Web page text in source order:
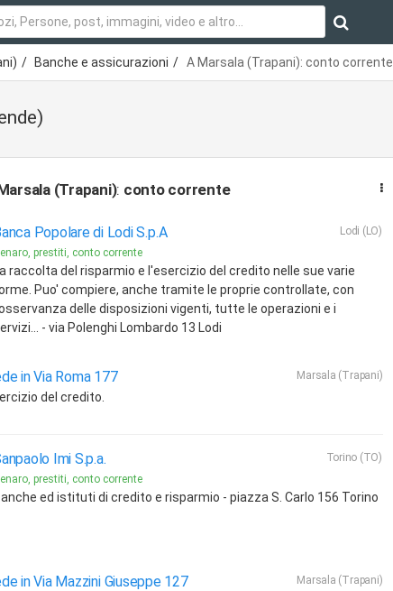
Banche e assicurazioni A Marsala (Trapani): conto corrente
(Trapani): conto corrente
Popolare di Lodi S.p.A
Lodi (LO)
prestiti, conto corrente
raccolta del risparmio e l'esercizio del credito nelle sue varie
Puo' compiere, anche tramite le proprie controllate, con
delle disposizioni vigenti, tutte le operazioni e i
- via Polenghi Lombardo 13 Lodi
in Via Roma 177 Marsala (Trapani)
del credito.
Imi S.p.a.
Torino (TO)
prestiti, conto corrente
ed istituti di credito e risparmio - piazza S. Carlo 156 Torino
in Via Mazzini Giuseppe 127 Marsala (Trapani)